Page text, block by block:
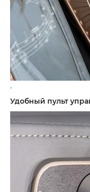
.
Удобный пульт